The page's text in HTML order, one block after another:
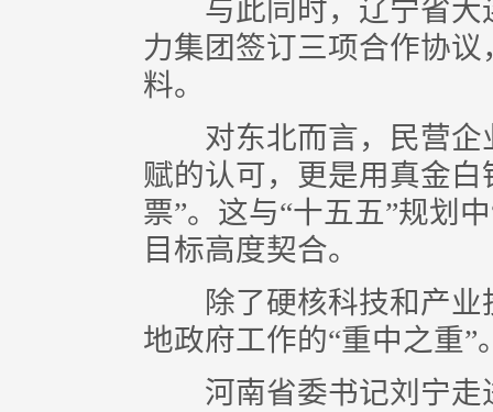
与此同时，辽宁省大
力集团签订三项合作协
料。
对东北而言，民营企
赋的认可，更是用真金
票”。这与“十五五”规划
目标高度契合。
除了硬核科技和产业
地政府工作的“重中之重”
河南省委书记刘宁走